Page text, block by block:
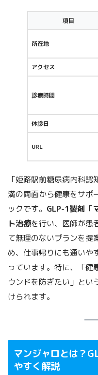
項目
所在地
アクセス
診療時間
休診日
URL
「姫路駅前糖尿病内科
満の両面から健康をサポ
ックです。 GLP-1製剤「
ト治療を行い、医師が患
て無理のないプランを提
め、仕事帰りにも通いや
っています。特に、「健
ウンドを防ぎたい」とい
けられます。
マンジャロとは？
やすく解説